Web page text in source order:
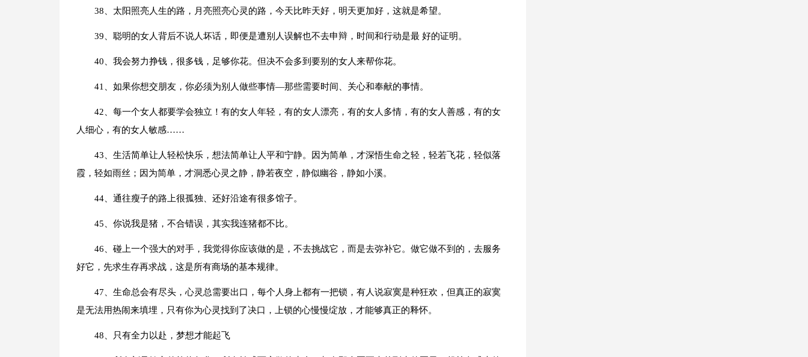
38、太阳照亮人生的路，月亮照亮心灵的路，今天比昨天好，明天更加好，这就是希望。
39、聪明的女人背后不说人坏话，即便是遭别人误解也不去申辩，时间和行动是最 好的证明。
40、我会努力挣钱，很多钱，足够你花。但决不会多到要别的女人来帮你花。
41、如果你想交朋友，你必须为别人做些事情—那些需要时间、关心和奉献的事情。
42、每一个女人都要学会独立！有的女人年轻，有的女人漂亮，有的女人多情，有的女人善感，有的女
人细心，有的女人敏感……
43、生活简单让人轻松快乐，想法简单让人平和宁静。因为简单，才深悟生命之轻，轻若飞花，轻似落
霞，轻如雨丝；因为简单，才洞悉心灵之静，静若夜空，静似幽谷，静如小溪。
44、通往瘦子的路上很孤独、还好沿途有很多馆子。
45、你说我是猪，不合错误，其实我连猪都不比。
46、碰上一个强大的对手，我觉得你应该做的是，不去挑战它，而是去弥补它。做它做不到的，去服务
好它，先求生存再求战，这是所有商场的基本规律。
47、生命总会有尽头，心灵总需要出口，每个人身上都有一把锁，有人说寂寞是种狂欢，但真正的寂寞
是无法用热闹来填埋，只有你为心灵找到了决口，上锁的心慢慢绽放，才能够真正的释怀。
48、只有全力以赴，梦想才能起飞